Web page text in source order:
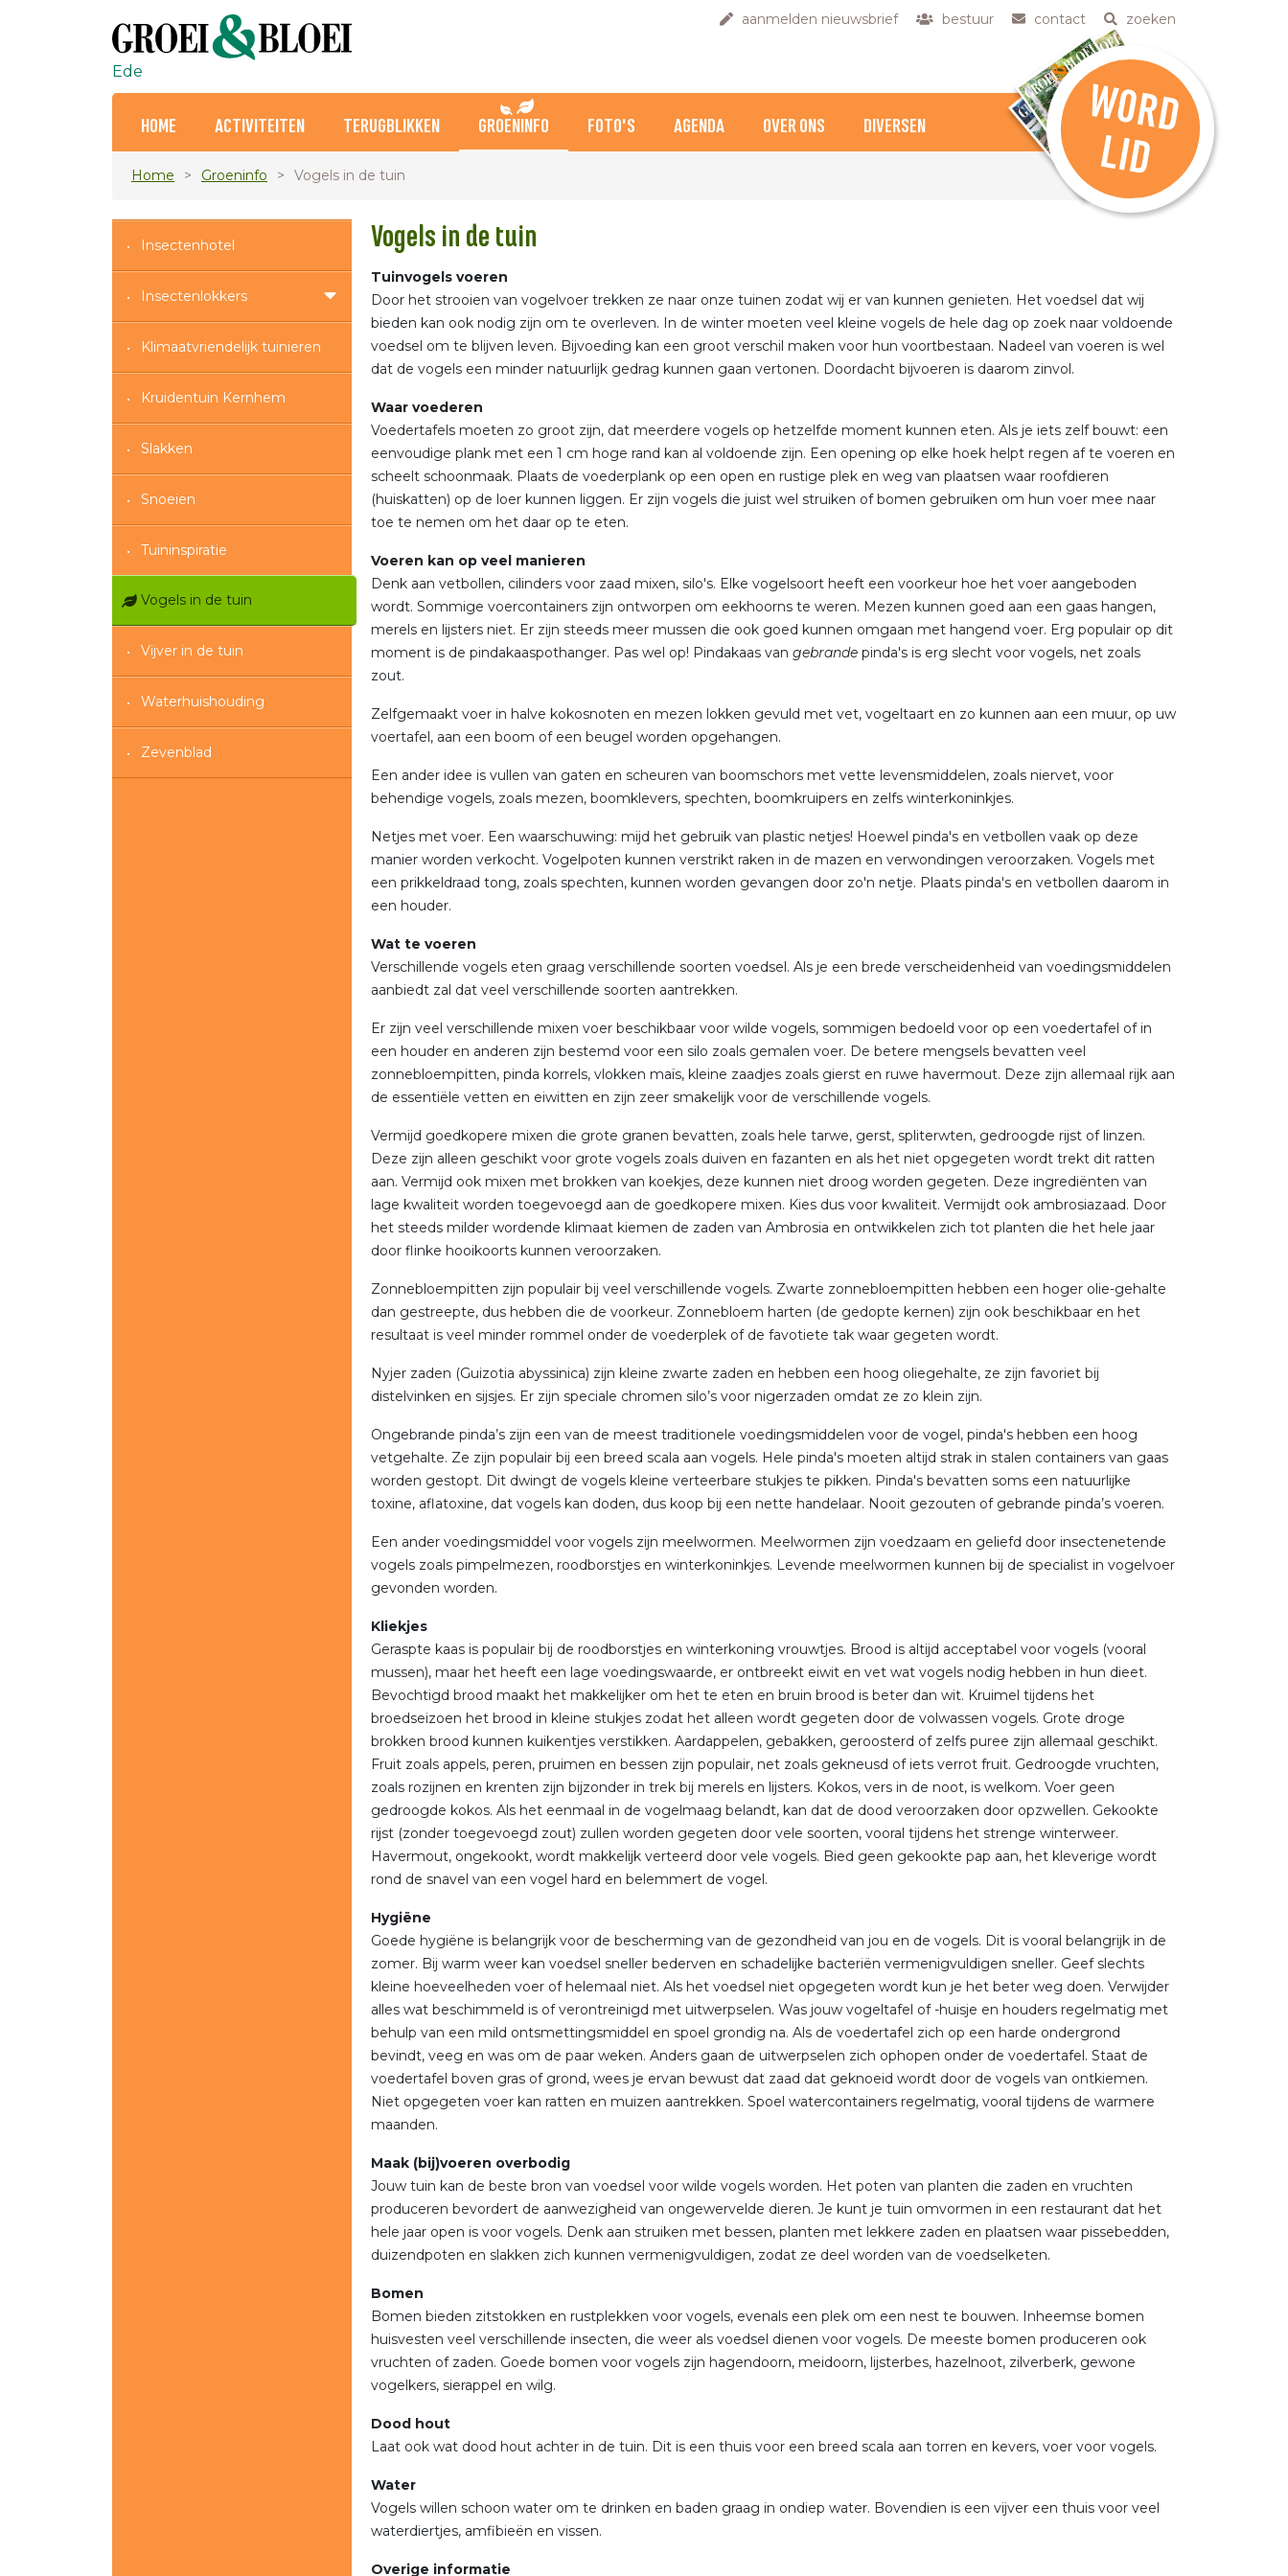
aanmelden nieuwsbrief bestuur contact zoeken
Ede
HOME ACTIVITEITEN TERUGBLIKKEN GROENINFO FOTO'S AGENDA OVER ONS DIVERSEN W
O
R
D
L
ID
Home Groeninfo Vogels in de tuin
Insectenhotel
Insectenlokkers
Klimaatvriendelijk tuinieren
Kruidentuin Kernhem
Slakken
Snoeien
Tuininspiratie
Vogels in de tuin
Vijver in de tuin
Waterhuishouding
Zevenblad
Vogels in de tuin
Tuinvogels voeren
Door het strooien van vogelvoer trekken ze naar onze tuinen zodat wij er van kunnen genieten. Het voedsel dat wij
bieden kan ook nodig zijn om te overleven. In de winter moeten veel kleine vogels de hele dag op zoek naar voldoende
voedsel om te blijven leven. Bijvoeding kan een groot verschil maken voor hun voortbestaan. Nadeel van voeren is wel
dat de vogels een minder natuurlijk gedrag kunnen gaan vertonen. Doordacht bijvoeren is daarom zinvol.
Waar voederen
Voedertafels moeten zo groot zijn, dat meerdere vogels op hetzelfde moment kunnen eten. Als je iets zelf bouwt: een
eenvoudige plank met een 1 cm hoge rand kan al voldoende zijn. Een opening op elke hoek helpt regen af te voeren en
scheelt schoonmaak. Plaats de voederplank op een open en rustige plek en weg van plaatsen waar roofdieren
(huiskatten) op de loer kunnen liggen. Er zijn vogels die juist wel struiken of bomen gebruiken om hun voer mee naar
toe te nemen om het daar op te eten.
Voeren kan op veel manieren
Denk aan vetbollen, cilinders voor zaad mixen, silo's. Elke vogelsoort heeft een voorkeur hoe het voer aangeboden
wordt. Sommige voercontainers zijn ontworpen om eekhoorns te weren. Mezen kunnen goed aan een gaas hangen,
merels en lijsters niet. Er zijn steeds meer mussen die ook goed kunnen omgaan met hangend voer. Erg populair op dit
moment is de pindakaaspothanger. Pas wel op! Pindakaas van gebrande pinda's is erg slecht voor vogels, net zoals
zout.
Zelfgemaakt voer in halve kokosnoten en mezen lokken gevuld met vet, vogeltaart en zo kunnen aan een muur, op uw
voertafel, aan een boom of een beugel worden opgehangen.
Een ander idee is vullen van gaten en scheuren van boomschors met vette levensmiddelen, zoals niervet, voor
behendige vogels, zoals mezen, boomklevers, spechten, boomkruipers en zelfs winterkoninkjes.
Netjes met voer. Een waarschuwing: mijd het gebruik van plastic netjes! Hoewel pinda's en vetbollen vaak op deze
manier worden verkocht. Vogelpoten kunnen verstrikt raken in de mazen en verwondingen veroorzaken. Vogels met
een prikkeldraad tong, zoals spechten, kunnen worden gevangen door zo'n netje. Plaats pinda's en vetbollen daarom in
een houder.
Wat te voeren
Verschillende vogels eten graag verschillende soorten voedsel. Als je een brede verscheidenheid van voedingsmiddelen
aanbiedt zal dat veel verschillende soorten aantrekken.
Er zijn veel verschillende mixen voer beschikbaar voor wilde vogels, sommigen bedoeld voor op een voedertafel of in
een houder en anderen zijn bestemd voor een silo zoals gemalen voer. De betere mengsels bevatten veel
zonnebloempitten, pinda korrels, vlokken maïs, kleine zaadjes zoals gierst en ruwe havermout. Deze zijn allemaal rijk aan
de essentiële vetten en eiwitten en zijn zeer smakelijk voor de verschillende vogels.
Vermijd goedkopere mixen die grote granen bevatten, zoals hele tarwe, gerst, spliterwten, gedroogde rijst of linzen.
Deze zijn alleen geschikt voor grote vogels zoals duiven en fazanten en als het niet opgegeten wordt trekt dit ratten
aan. Vermijd ook mixen met brokken van koekjes, deze kunnen niet droog worden gegeten. Deze ingrediënten van
lage kwaliteit worden toegevoegd aan de goedkopere mixen. Kies dus voor kwaliteit. Vermijdt ook ambrosiazaad. Door
het steeds milder wordende klimaat kiemen de zaden van Ambrosia en ontwikkelen zich tot planten die het hele jaar
door flinke hooikoorts kunnen veroorzaken.
Zonnebloempitten zijn populair bij veel verschillende vogels. Zwarte zonnebloempitten hebben een hoger olie-gehalte
dan gestreepte, dus hebben die de voorkeur. Zonnebloem harten (de gedopte kernen) zijn ook beschikbaar en het
resultaat is veel minder rommel onder de voederplek of de favotiete tak waar gegeten wordt.
Nyjer zaden (Guizotia abyssinica) zijn kleine zwarte zaden en hebben een hoog oliegehalte, ze zijn favoriet bij
distelvinken en sijsjes. Er zijn speciale chromen silo’s voor nigerzaden omdat ze zo klein zijn.
Ongebrande pinda’s zijn een van de meest traditionele voedingsmiddelen voor de vogel, pinda's hebben een hoog
vetgehalte. Ze zijn populair bij een breed scala aan vogels. Hele pinda's moeten altijd strak in stalen containers van gaas
worden gestopt. Dit dwingt de vogels kleine verteerbare stukjes te pikken. Pinda's bevatten soms een natuurlijke
toxine, aflatoxine, dat vogels kan doden, dus koop bij een nette handelaar. Nooit gezouten of gebrande pinda’s voeren.
Een ander voedingsmiddel voor vogels zijn meelwormen. Meelwormen zijn voedzaam en geliefd door insectenetende
vogels zoals pimpelmezen, roodborstjes en winterkoninkjes. Levende meelwormen kunnen bij de specialist in vogelvoer
gevonden worden.
Kliekjes
Geraspte kaas is populair bij de roodborstjes en winterkoning vrouwtjes. Brood is altijd acceptabel voor vogels (vooral
mussen), maar het heeft een lage voedingswaarde, er ontbreekt eiwit en vet wat vogels nodig hebben in hun dieet.
Bevochtigd brood maakt het makkelijker om het te eten en bruin brood is beter dan wit. Kruimel tijdens het
broedseizoen het brood in kleine stukjes zodat het alleen wordt gegeten door de volwassen vogels. Grote droge
brokken brood kunnen kuikentjes verstikken. Aardappelen, gebakken, geroosterd of zelfs puree zijn allemaal geschikt.
Fruit zoals appels, peren, pruimen en bessen zijn populair, net zoals gekneusd of iets verrot fruit. Gedroogde vruchten,
zoals rozijnen en krenten zijn bijzonder in trek bij merels en lijsters. Kokos, vers in de noot, is welkom. Voer geen
gedroogde kokos. Als het eenmaal in de vogelmaag belandt, kan dat de dood veroorzaken door opzwellen. Gekookte
rijst (zonder toegevoegd zout) zullen worden gegeten door vele soorten, vooral tijdens het strenge winterweer.
Havermout, ongekookt, wordt makkelijk verteerd door vele vogels. Bied geen gekookte pap aan, het kleverige wordt
rond de snavel van een vogel hard en belemmert de vogel.
Hygiëne
Goede hygiëne is belangrijk voor de bescherming van de gezondheid van jou en de vogels. Dit is vooral belangrijk in de
zomer. Bij warm weer kan voedsel sneller bederven en schadelijke bacteriën vermenigvuldigen sneller. Geef slechts
kleine hoeveelheden voer of helemaal niet. Als het voedsel niet opgegeten wordt kun je het beter weg doen. Verwijder
alles wat beschimmeld is of verontreinigd met uitwerpselen. Was jouw vogeltafel of -huisje en houders regelmatig met
behulp van een mild ontsmettingsmiddel en spoel grondig na. Als de voedertafel zich op een harde ondergrond
bevindt, veeg en was om de paar weken. Anders gaan de uitwerpselen zich ophopen onder de voedertafel. Staat de
voedertafel boven gras of grond, wees je ervan bewust dat zaad dat geknoeid wordt door de vogels van ontkiemen.
Niet opgegeten voer kan ratten en muizen aantrekken. Spoel watercontainers regelmatig, vooral tijdens de warmere
maanden.
Maak (bij)voeren overbodig
Jouw tuin kan de beste bron van voedsel voor wilde vogels worden. Het poten van planten die zaden en vruchten
produceren bevordert de aanwezigheid van ongewervelde dieren. Je kunt je tuin omvormen in een restaurant dat het
hele jaar open is voor vogels. Denk aan struiken met bessen, planten met lekkere zaden en plaatsen waar pissebedden,
duizendpoten en slakken zich kunnen vermenigvuldigen, zodat ze deel worden van de voedselketen.
Bomen
Bomen bieden zitstokken en rustplekken voor vogels, evenals een plek om een nest te bouwen. Inheemse bomen
huisvesten veel verschillende insecten, die weer als voedsel dienen voor vogels. De meeste bomen produceren ook
vruchten of zaden. Goede bomen voor vogels zijn hagendoorn, meidoorn, lijsterbes, hazelnoot, zilverberk, gewone
vogelkers, sierappel en wilg.
Dood hout
Laat ook wat dood hout achter in de tuin. Dit is een thuis voor een breed scala aan torren en kevers, voer voor vogels.
Water
Vogels willen schoon water om te drinken en baden graag in ondiep water. Bovendien is een vijver een thuis voor veel
waterdiertjes, amfibieën en vissen.
Overige informatie